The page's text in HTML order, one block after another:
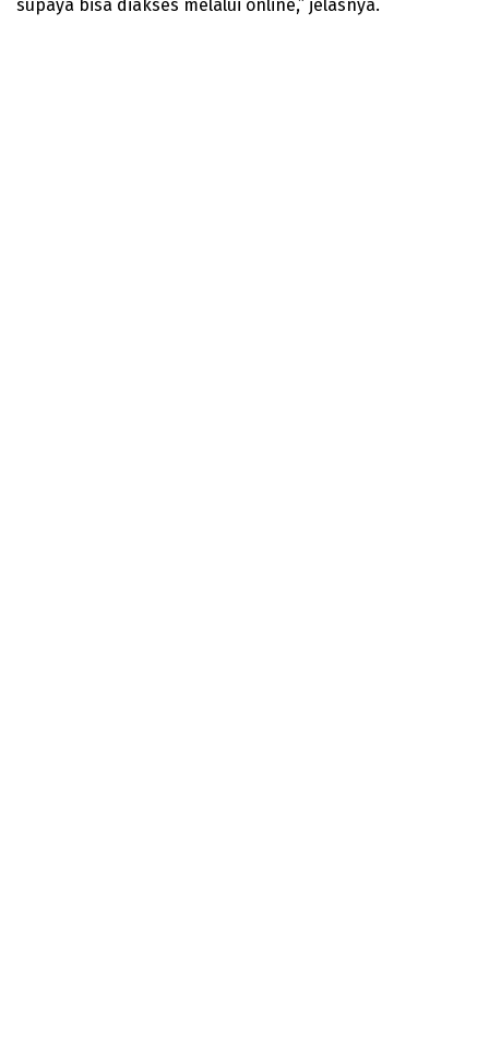
supaya bisa diakses melalui online,” jelasnya.